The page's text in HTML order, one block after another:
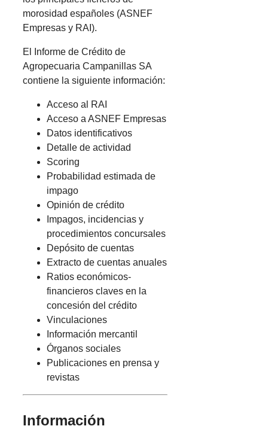
morosidad españoles (ASNEF
Empresas y RAI).
El Informe de Crédito de
Agropecuaria Campanillas SA
contiene la siguiente información:
Acceso al RAI
Acceso a ASNEF Empresas
Datos identificativos
Detalle de actividad
Scoring
Probabilidad estimada de
impago
Opinión de crédito
Impagos, incidencias y
procedimientos concursales
Depósito de cuentas
Extracto de cuentas anuales
Ratios económicos-
financieros claves en la
concesión del crédito
Vinculaciones
Información mercantil
Órganos sociales
Publicaciones en prensa y
revistas
Información